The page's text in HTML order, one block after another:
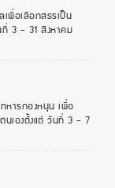
พื่อเลือกสรรเป็น
3 - 31 สิงหาคม
ารกองหนุน เพื่อ
นเองตั้งแต่ วันที่ 3 - 7